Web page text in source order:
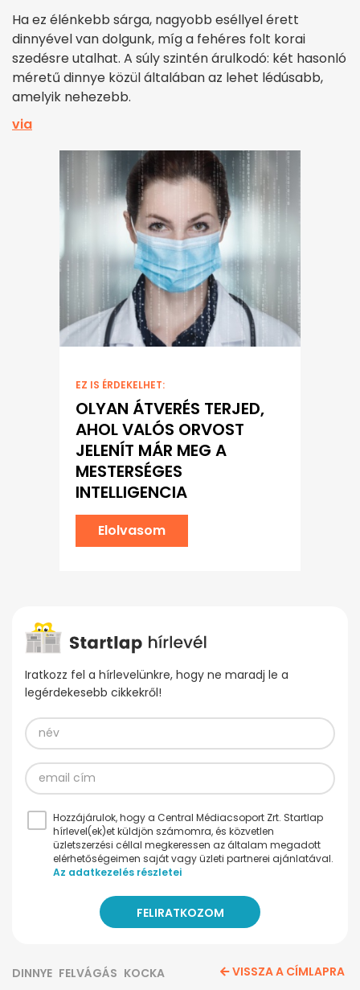
Ha ez élénkebb sárga, nagyobb eséllyel érett
dinnyével van dolgunk, míg a fehéres folt korai
szedésre utalhat. A súly szintén árulkodó: két hasonló
méretű dinnye közül általában az lehet lédúsabb,
amelyik nehezebb.
via
EZ IS ÉRDEKELHET:
OLYAN ÁTVERÉS TERJED,
AHOL VALÓS ORVOST
JELENÍT MÁR MEG A
MESTERSÉGES
INTELLIGENCIA
Elolvasom
Iratkozz fel a hírlevelünkre, hogy ne maradj le a
legérdekesebb cikkekről!
Hozzájárulok, hogy a Central Médiacsoport Zrt. Startlap
hírlevel(ek)et küldjön számomra, és közvetlen
üzletszerzési céllal megkeressen az általam megadott
elérhetőségeimen saját vagy üzleti partnerei ajánlatával.
Az adatkezelés részletei
DINNYE FELVÁGÁS KOCKA VISSZA A CÍMLAPRA